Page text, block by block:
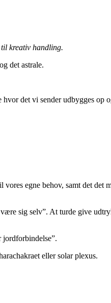
kreativ handling.
det astrale.
det vi sender udbygges
egne behov, samt det det
sig selv”. At turde give
jordforbindelse”.
eller solar plexus.